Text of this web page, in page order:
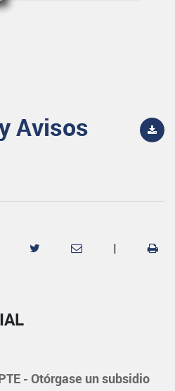
Avisos
|
- Otórgase un subsidio